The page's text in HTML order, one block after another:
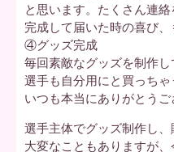
と思います。たくさん連絡
完成して届いた時の喜び、
④グッズ完成
毎回素敵なグッズを制作し
選手も自分用にと買っちゃ
いつも本当にありがとうご
選手主体でグッズ制作し、
大変なこともありますが